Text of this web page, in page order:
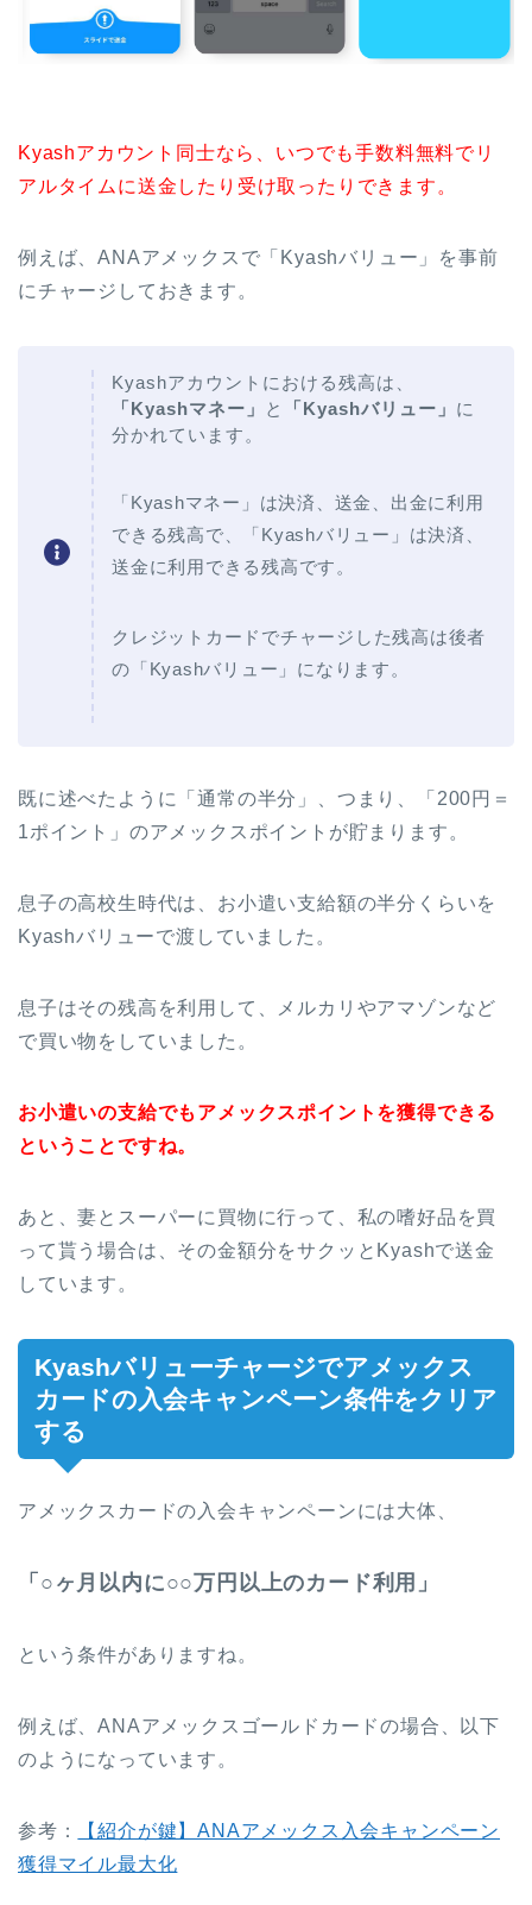
Kyashアカウント同士なら、いつでも手数料無料でリ
アルタイムに送金したり受け取ったりできます。
例えば、ANAアメックスで「Kyashバリュー」を事前
にチャージしておきます。
Kyashアカウントにおける残高は、
「Kyashマネー」
と 「Kyashバリュー」 に
分かれています。
「Kyashマネー」は決済、送金、出金に利用
できる残高で、「Kyashバリュー」は決済、
送金に利用できる残高です。
クレジットカードでチャージした残高は後者
の「Kyashバリュー」になります。
既に述べたように「通常の半分」、つまり、「200円＝
1ポイント」のアメックスポイントが貯まります。
息子の高校生時代は、お小遣い支給額の半分くらいを
Kyashバリューで渡していました。
息子はその残高を利用して、メルカリやアマゾンなど
で買い物をしていました。
お小遣いの支給でもアメックスポイントを獲得できる
ということですね。
あと、妻とスーパーに買物に行って、私の嗜好品を買
って貰う場合は、その金額分をサクッとKyashで送金
しています。
Kyashバリューチャージでアメックス
カードの入会キャンペーン条件をクリア
する
アメックスカードの入会キャンペーンには大体、
「○ヶ月以内に○○万円以上のカード利用」
という条件がありますね。
例えば、ANAアメックスゴールドカードの場合、以下
のようになっています。
参考：
【紹介が鍵】ANAアメックス入会キャンペーン
獲得マイル最大化